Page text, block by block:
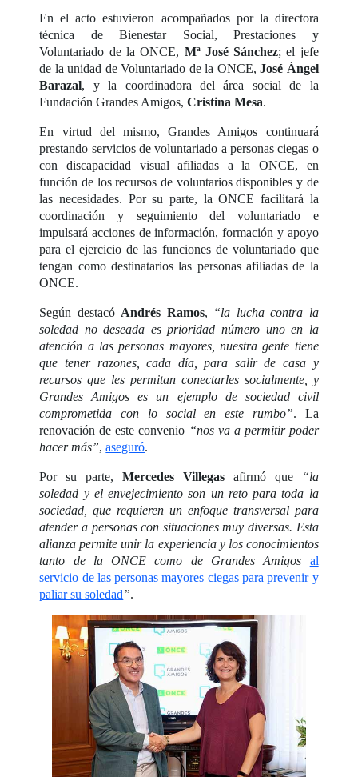
En el acto estuvieron acompañados por la directora
técnica de Bienestar Social, Prestaciones y
Voluntariado de la ONCE, Mª José Sánchez; el jefe
de la unidad de Voluntariado de la ONCE,José Ángel
Barazal, y la coordinadora del área social de la
Fundación Grandes Amigos,Cristina Mesa.
En virtud del mismo, Grandes Amigos continuará
prestando servicios de voluntariado a personas ciegas o
con discapacidad visual afiliadas a la ONCE, en
función de los recursos de voluntarios disponibles y de
las necesidades. Por su parte, la ONCE facilitará la
coordinación y seguimiento del voluntariado e
impulsará acciones de información, formación y apoyo
para el ejercicio de las funciones de voluntariado que
tengan como destinatarios las personas afiliadas de la
ONCE.
Según destacó Andrés Ramos, “la lucha contra la
soledad no deseada es prioridad número uno en la
atención a las personas mayores, nuestra gente tiene
que tener razones, cada día, para salir de casa y
recursos que les permitan conectarles socialmente, y
Grandes Amigos es un ejemplo de sociedad civil
comprometida con lo social en este rumbo”. La
renovación de este convenio “nos va a permitir poder
hacer más”,aseguró.
Por su parte,Mercedes Villegasafirmó que
“la
soledad y el envejecimiento son un reto para toda la
sociedad, que requieren un enfoque transversal para
atender a personas con situaciones muy diversas. Esta
alianza permite unir la experiencia y los conocimientos
tanto de la ONCE como de Grandes Amigos al
servicio de las personas mayores ciegas para prevenir y
paliar su soledad”.